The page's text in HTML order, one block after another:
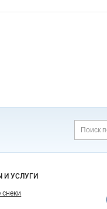
И УСЛУГИ